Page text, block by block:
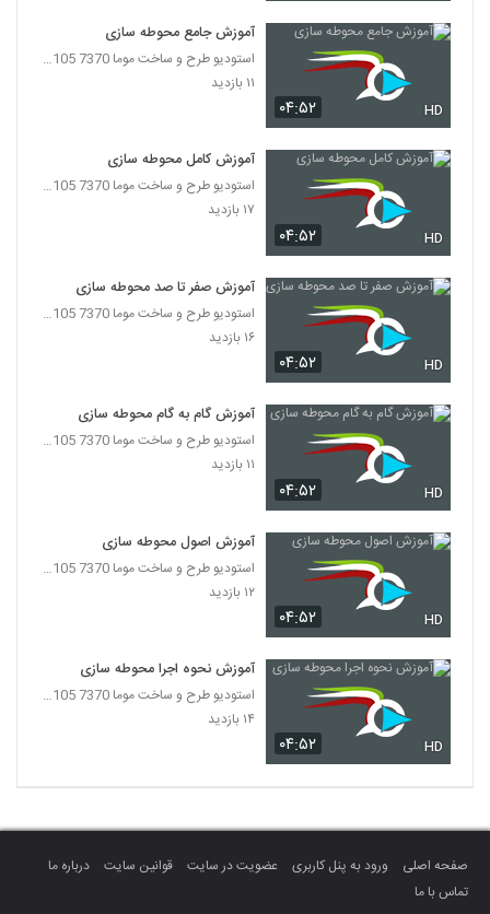
۰۴:۵۲ HD
آموزش جامع محوطه سازی
استودیو طرح و ساخت موما 7370 7105-021
۱۱ بازدید
۰۴:۵۲ HD
آموزش کامل محوطه سازی
استودیو طرح و ساخت موما 7370 7105-021
۱۷ بازدید
۰۴:۵۲ HD
آموزش صفر تا صد محوطه سازی
استودیو طرح و ساخت موما 7370 7105-021
۱۶ بازدید
۰۴:۵۲ HD
آموزش گام به گام محوطه سازی
استودیو طرح و ساخت موما 7370 7105-021
۱۱ بازدید
۰۴:۵۲ HD
آموزش اصول محوطه سازی
استودیو طرح و ساخت موما 7370 7105-021
۱۲ بازدید
۰۴:۵۲ HD
آموزش نحوه اجرا محوطه سازی
استودیو طرح و ساخت موما 7370 7105-021
۱۴ بازدید
صفحه اصلی ورود به پنل کاربری عضویت در سایت قوانین سایت
درباره ما
تماس با ما